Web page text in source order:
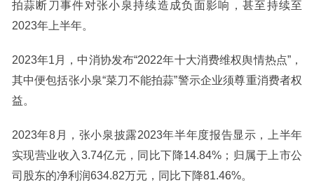
拍蒜断刀事件对张小泉持续造成负面影响，甚至持续至
2023年上半年。
2023年1月，中消协发布“2022年十大消费维权舆情热点”，
其中便包括张小泉“菜刀不能拍蒜”警示企业须尊重消费者权
益。
2023年8月，张小泉披露2023年半年度报告显示，上半年
实现营业收入3.74亿元，同比下降14.84%；归属于上市公
司股东的净利润634.82万元，同比下降81.46%。